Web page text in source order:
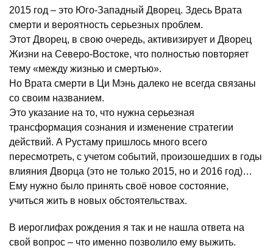
2015 год – это Юго-Западный Дворец. Здесь Врата
смерти и вероятность серьезных проблем.
Этот Дворец, в свою очередь, активизирует и Дворец
Жизни на Северо-Востоке, что полностью повторяет
тему «между жизнью и смертью».
Но Врата смерти в Ци Мэнь далеко не всегда связаны
со своим названием.
Это указание на то, что нужна серьезная
трансформация сознания и изменение стратегии
действий. А Рустаму пришлось много всего
пересмотреть, с учетом событий, произошедших в годы
влияния Дворца (это не только 2015, но и 2016 год)…
Ему нужно было принять своё новое состояние,
учиться жить в новых обстоятельствах.
В иероглифах рождения я так и не нашла ответа на
свой вопрос – что именно позволило ему выжить.